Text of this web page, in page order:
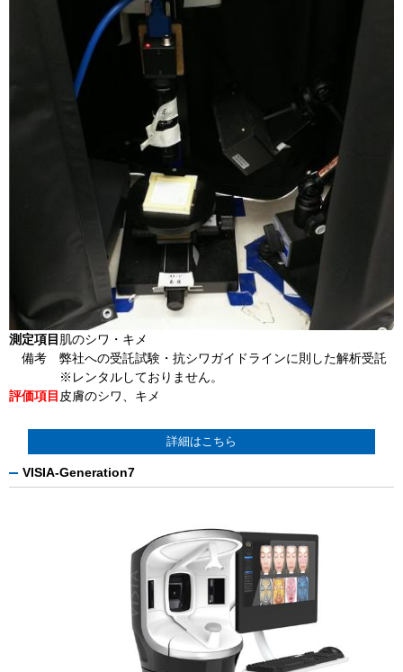
測定項目 肌のシワ・キメ
備考
弊社への受託試験・抗シワガイドラインに則した解析受託
※レンタルしておりません。
評価項目 皮膚のシワ、キメ
詳細はこちら
VISIA-Generation7